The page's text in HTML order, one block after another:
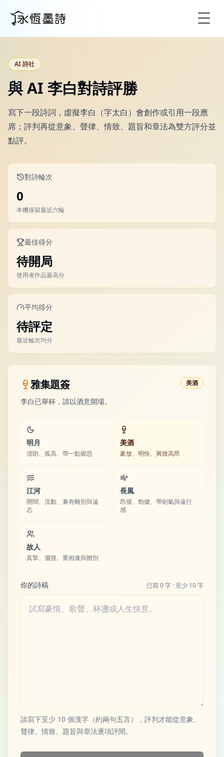
AI 詩社
與 AI 李白對詩評勝
寫下一段詩詞，虛擬李白（字太白）會創作或引用一段應
席；評判再從意象、聲律、情致、題旨和章法為雙方評分並
點評。
對詩輪次
0
本機保留最近六輪
最佳得分
待開局
使用者作品最高分
平均得分
待評定
最近輪次均分
雅集題簽
李白已舉杯，請以酒意開場。
美酒
明月
清朗、孤高、帶一點鄉思
美酒
豪放、明快、興致高昂
江河
開闊、流動、兼有離別與遠
志
長風
昂揚、勁健、帶劍氣與遠行
感
故人
真摯、灑脫、重相逢與贈別
你的詩稿 已寫0字 · 至少 10字
請寫下至少 10 個漢字（約兩句五言），評判才能從意象、
聲律、情致、題旨與章法逐項評閱。